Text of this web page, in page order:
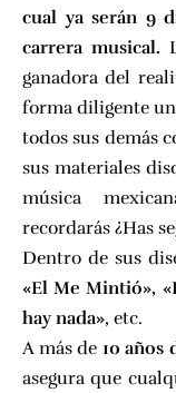
cual ya serán 9
carrera musical.
ganadora del
forma diligente
todos sus demás
sus materiales
música
recordarás ¿Has
Dentro de sus
«El Me Mintió»,
hay nada», etc.
A más de 10 años
asegura que